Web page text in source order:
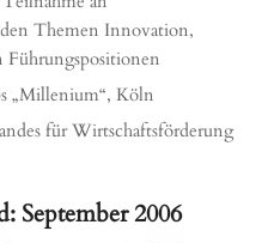
Themen Innovation,
Führungspositionen
„Millenium“, Köln
für Wirtschaftsförderung
September 2006